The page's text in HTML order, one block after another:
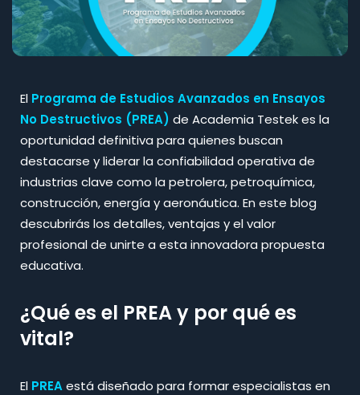
El Programa de Estudios Avanzados en Ensayos
No Destructivos (PREA) de Academia Testek es la
oportunidad definitiva para quienes buscan
destacarse y liderar la confiabilidad operativa de
industrias clave como la petrolera, petroquímica,
construcción, energía y aeronáutica. En este blog
descubrirás los detalles, ventajas y el valor
profesional de unirte a esta innovadora propuesta
educativa.​
¿Qué es el PREA y por qué es
vital?
El PREAestá diseñado para formar especialistas en